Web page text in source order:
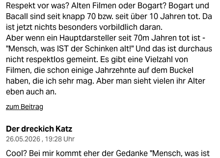
Respekt vor was? Alten Filmen oder Bogart? Bogart und
Bacall sind seit knapp 70 bzw. seit über 10 Jahren tot. Da
ist jetzt nichts besonders vorbildlich daran.
Aber wenn ein Hauptdarsteller seit 70m Jahren tot ist -
"Mensch, was IST der Schinken alt!" Und das ist durchaus
nicht respektlos gemeint. Es gibt eine Vielzahl von
Filmen, die schon einige Jahrzehnte auf dem Buckel
haben, die ich sehr mag. Aber man sieht vielen ihr Alter
eben auch an.
zum Beitrag
Der dreckich Katz
26.05.2026 , 19:28 Uhr
Cool? Bei mir kommt eher der Gedanke "Mensch, was ist